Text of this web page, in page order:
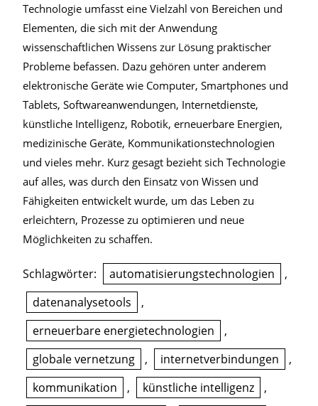
Technologie umfasst eine Vielzahl von Bereichen und
Elementen, die sich mit der Anwendung
wissenschaftlichen Wissens zur Lösung praktischer
Probleme befassen. Dazu gehören unter anderem
elektronische Geräte wie Computer, Smartphones und
Tablets, Softwareanwendungen, Internetdienste,
künstliche Intelligenz, Robotik, erneuerbare Energien,
medizinische Geräte, Kommunikationstechnologien
und vieles mehr. Kurz gesagt bezieht sich Technologie
auf alles, was durch den Einsatz von Wissen und
Fähigkeiten entwickelt wurde, um das Leben zu
erleichtern, Prozesse zu optimieren und neue
Möglichkeiten zu schaffen.
Schlagwörter: automatisierungstechnologien
,
datenanalysetools
,
erneuerbare energietechnologien
,
globale vernetzung
, internetverbindungen
,
kommunikation
, künstliche intelligenz
,